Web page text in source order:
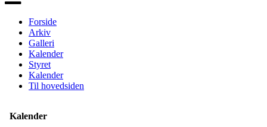
navigasjon
Forside
Arkiv
Galleri
Kalender
Styret
Kalender
Til hovedsiden
Kalender